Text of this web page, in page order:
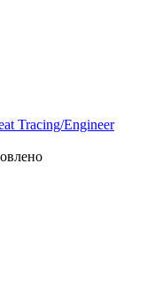
Tracing/Engineer